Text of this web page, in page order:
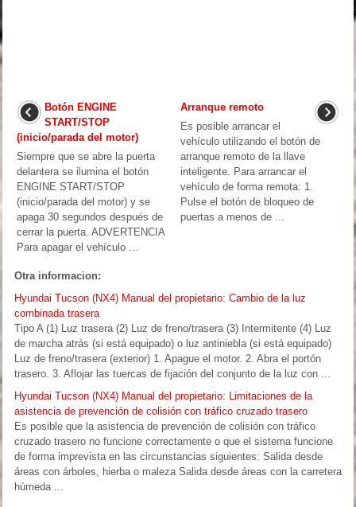
Botón ENGINE
START/STOP
(inicio/parada del motor)
Siempre que se abre la puerta
delantera se ilumina el botón
ENGINE START/STOP
(inicio/parada del motor) y se
apaga 30 segundos después de
cerrar la puerta. ADVERTENCIA
Para apagar el vehículo ...
Arranque remoto
Es posible arrancar el
vehículo utilizando el botón de
arranque remoto de la llave
inteligente. Para arrancar el
vehículo de forma remota: 1.
Pulse el botón de bloqueo de
puertas a menos de ...
Otra informacion:
Hyundai Tucson (NX4) Manual del propietario: Cambio de la luz
combinada trasera
Tipo A (1) Luz trasera (2) Luz de freno/trasera (3) Intermitente (4) Luz
de marcha atrás (si está equipado) o luz antiniebla (si está equipado)
Luz de freno/trasera (exterior) 1. Apague el motor. 2. Abra el portón
trasero. 3. Aflojar las tuercas de fijación del conjunto de la luz con ...
Hyundai Tucson (NX4) Manual del propietario: Limitaciones de la
asistencia de prevención de colisión con tráfico cruzado trasero
Es posible que la asistencia de prevención de colisión con tráfico
cruzado trasero no funcione correctamente o que el sistema funcione
de forma imprevista en las circunstancias siguientes: Salida desde
áreas con árboles, hierba o maleza Salida desde áreas con la carretera
húmeda ...